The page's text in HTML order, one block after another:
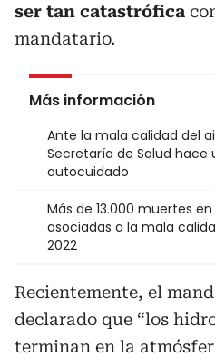
ser tan catastrófica
mandatario.
Más información
Ante la mala calidad del
Secretaría de Salud hace
autocuidado
Más de 13.000 muertes
asociadas a la mala
2022
Recientemente, el
declarado que “los
terminan en la